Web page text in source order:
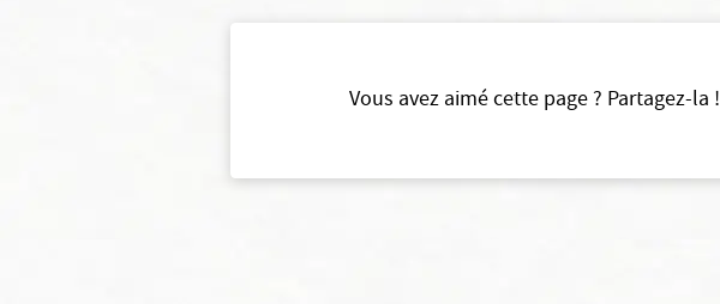
Vous avez aimé cette page ? Partagez-la !